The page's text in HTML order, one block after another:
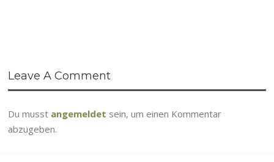
Leave A Comment
Du musst angemeldet sein, um einen Kommentar
abzugeben.